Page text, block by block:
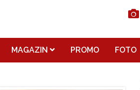
MAGAZIN PROMO FOTO